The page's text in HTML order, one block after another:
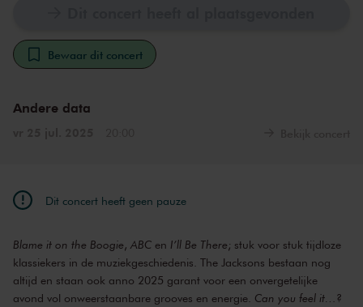
Bewaar dit concert
Andere data
Dit concert heeft geen pauze
Blame it on the Boogie, ABC en I’ll Be There; stuk voor stuk tijdloze
klassiekers in de muziekgeschiedenis. The Jacksons bestaan nog
altijd en staan ook anno 2025 garant voor een onvergetelijke
avond vol onweerstaanbare grooves en energie. Can you feel it… ?